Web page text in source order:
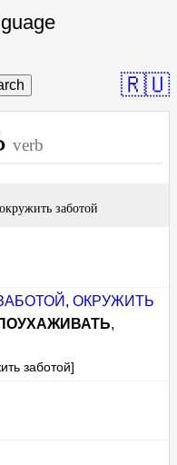
🇷🇺
verb
заботой
, ОКРУЖИТЬ
,
заботой]